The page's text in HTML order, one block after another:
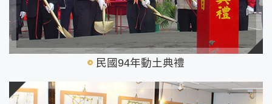
民國94年動土典禮